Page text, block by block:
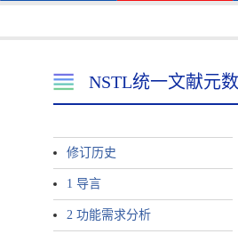
NSTL统一文献元
修订历史
1 导言
2 功能需求分析